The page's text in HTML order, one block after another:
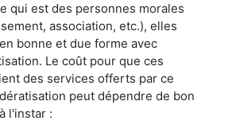
qui est des personnes morales
association, etc.), elles
bonne et due forme avec
Le coût pour que ces
des services offerts par ce
peut dépendre de bon
l'instar :